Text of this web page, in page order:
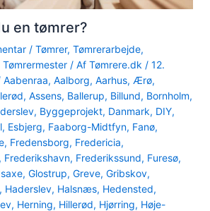
en tømrer?
/ Tømrer, Tømrerarbejde,
Tømrermester/ Af Tømrere.dk / 12.
Aabenraa, Aalborg, Aarhus, Ærø,
, Assens, Ballerup, Billund, Bornholm,
, Byggeprojekt, Danmark, DIY,
, Esbjerg, Faaborg-Midtfyn, Fanø,
, Fredensborg, Fredericia,
, Frederikshavn, Frederikssund, Furesø,
, Glostrup, Greve, Gribskov,
, Haderslev, Halsnæs, Hedensted,
, Herning, Hillerød, Hjørring, Høje-